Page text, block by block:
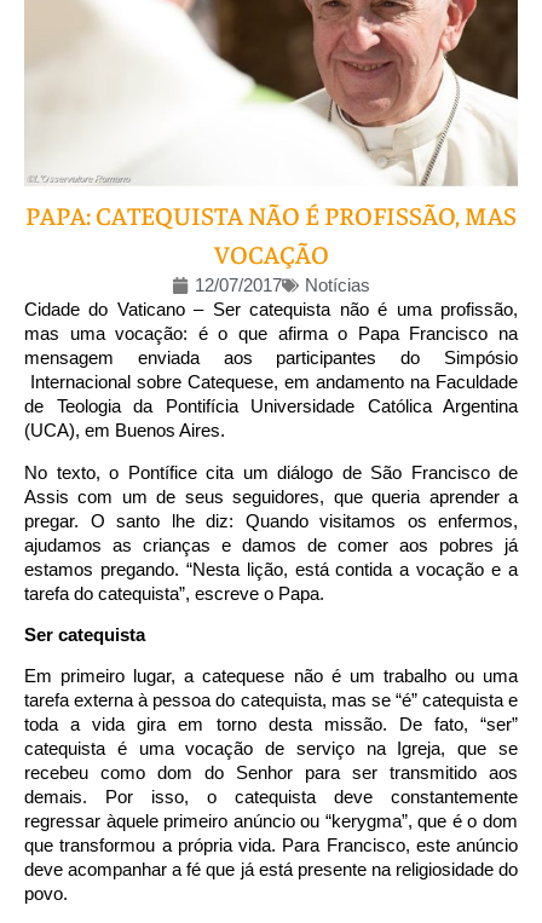
PAPA: CATEQUISTA NÃO É PROFISSÃO, MAS
VOCAÇÃO
12/07/2017
Notícias
Cidade do Vaticano – Ser catequista não é uma profissão,
mas uma vocação: é o que afirma o Papa Francisco na
mensagem enviada aos participantes do Simpósio
Internacional sobre Catequese, em andamento na Faculdade
de Teologia da Pontifícia Universidade Católica Argentina
(UCA), em Buenos Aires.
No texto, o Pontífice cita um diálogo de São Francisco de
Assis com um de seus seguidores, que queria aprender a
pregar. O santo lhe diz: Quando visitamos os enfermos,
ajudamos as crianças e damos de comer aos pobres já
estamos pregando. “Nesta lição, está contida a vocação e a
tarefa do catequista”, escreve o Papa.
Ser catequista
Em primeiro lugar, a catequese não é um trabalho ou uma
tarefa externa à pessoa do catequista, mas se “é” catequista e
toda a vida gira em torno desta missão. De fato, “ser”
catequista é uma vocação de serviço na Igreja, que se
recebeu como dom do Senhor para ser transmitido aos
demais. Por isso, o catequista deve constantemente
regressar àquele primeiro anúncio ou “kerygma”, que é o dom
que transformou a própria vida. Para Francisco, este anúncio
deve acompanhar a fé que já está presente na religiosidade do
povo.